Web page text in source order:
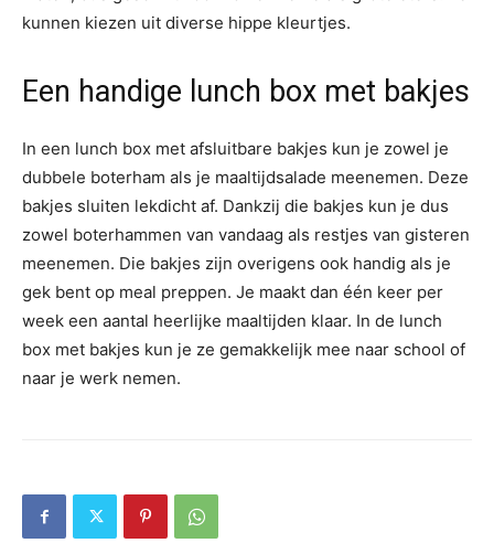
kunnen kiezen uit diverse hippe kleurtjes.
Een handige lunch box met bakjes
In een lunch box met afsluitbare bakjes kun je zowel je
dubbele boterham als je maaltijdsalade meenemen. Deze
bakjes sluiten lekdicht af. Dankzij die bakjes kun je dus
zowel boterhammen van vandaag als restjes van gisteren
meenemen. Die bakjes zijn overigens ook handig als je
gek bent op meal preppen. Je maakt dan één keer per
week een aantal heerlijke maaltijden klaar. In de lunch
box met bakjes kun je ze gemakkelijk mee naar school of
naar je werk nemen.